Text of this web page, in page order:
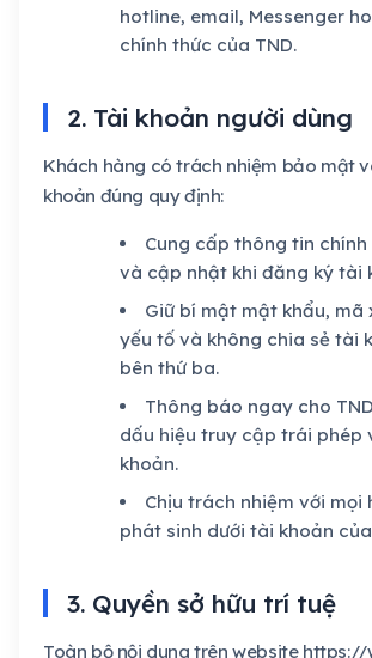
hotline, email, Messenger
chính thức của TND.
2. Tài khoản người dùng
Khách hàng có trách nhiệm bảo mật
khoản đúng quy định:
Cung cấp thông tin
và cập nhật khi đăng ký tài
Giữ bí mật mật khẩu, mã
yếu tố và không chia sẻ tài
bên thứ ba.
Thông báo ngay cho
dấu hiệu truy cập trái phép
khoản.
Chịu trách nhiệm với mọi
phát sinh dưới tài khoản
3. Quyền sở hữu trí tuệ
Toàn bộ nội dung trên website https://